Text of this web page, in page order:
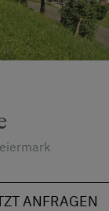
ANFRAGEN